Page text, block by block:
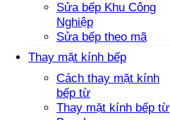
Sửa bếp Khu Công
Nghiệp
Sửa bếp theo mã
Thay mặt kính bếp
Cách thay mặt kính
bếp từ
Thay mặt kính bếp từ